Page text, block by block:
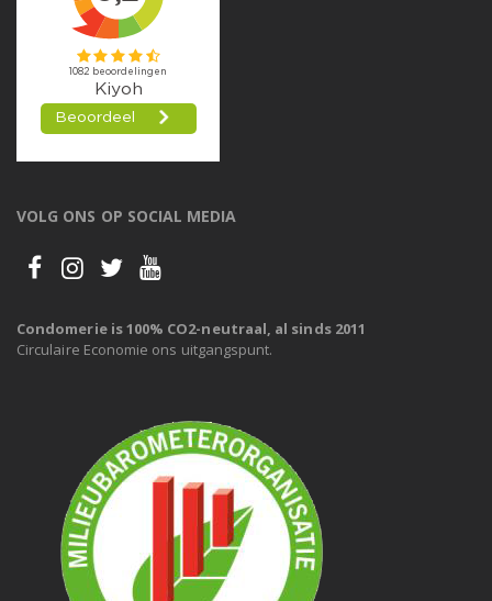
VOLG ONS OP SOCIAL MEDIA
Condomerie is 100% CO2-neutraal, al sinds 2011
Circulaire Economie ons uitgangspunt.